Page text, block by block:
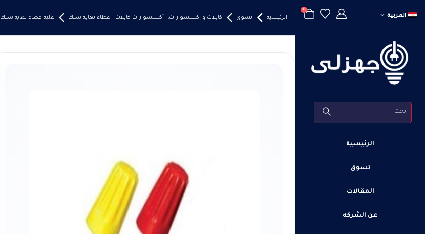
العربية
0
الرئيسية
تسوق
المقالات
عن الشركه
الرئيسيه تسوق كابلات و إكسسوارات, أكسسوارات كابلات, غطاء نهاية سلك علبة غطاء نهاية سلك